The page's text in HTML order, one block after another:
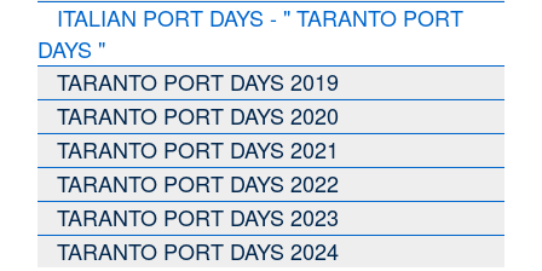
ITALIAN PORT DAYS - " TARANTO PORT
DAYS "
TARANTO PORT DAYS 2019
TARANTO PORT DAYS 2020
TARANTO PORT DAYS 2021
TARANTO PORT DAYS 2022
TARANTO PORT DAYS 2023
TARANTO PORT DAYS 2024